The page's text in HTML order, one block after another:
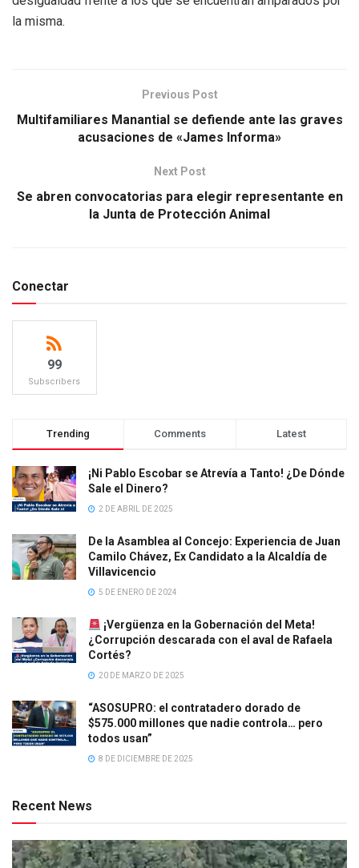
la misma.
Previous Post
Multifamiliares Manantial se defiende ante las graves
acusaciones de «James Informa»
Next Post
Se abren convocatorias para elegir representante en
la Junta de Protección Animal
Conectar
99
Subscribers
Trending Comments Latest
¡Ni Pablo Escobar se Atrevía a Tanto! ¿De Dónde
Sale el Dinero?
2 DE ABRIL DE 2025
De la Asamblea al Concejo: Experiencia de Juan
Camilo Chávez, Ex Candidato a la Alcaldía de
Villavicencio
5 DE ENERO DE 2024
¡Vergüenza en la Gobernación del Meta!
¿Corrupción descarada con el aval de Rafaela
Cortés?
20 DE MARZO DE 2025
“ASOSUPRO: el contratadero dorado de
$575.000 millones que nadie controla… pero
todos usan”
8 DE DICIEMBRE DE 2025
Recent News